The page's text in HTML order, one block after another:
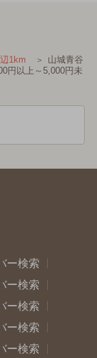
1km
山城青谷
円以上～5,000円未
ー検索
ー検索
ー検索
ー検索
ー検索